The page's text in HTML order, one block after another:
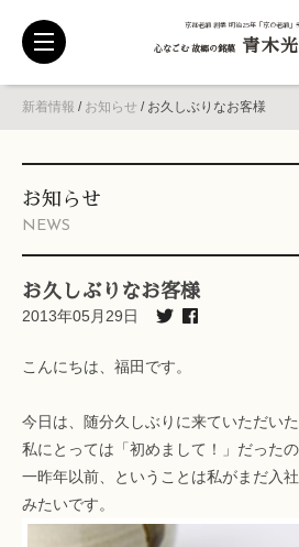
京都老舗 創業 明治25年「京の老舗」
心なごむ 故郷の銘菓 青木
toggle
navigation
新着情報 / お知らせ / お久しぶりなお客様
お知らせ
NEWS
お久しぶりなお客様
2013年05月29日
こんにちは、福田です。
今日は、随分久しぶりに来ていただい
私にとっては「初めまして！」だったの
一昨年以前、ということは私がまだ入
みたいです。